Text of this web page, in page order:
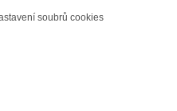
soubrů cookies